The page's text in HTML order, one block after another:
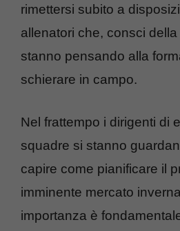
rimettersi subito a
allenatori che, consci
stanno pensando alla
schierare in campo.
Nel frattempo i dirigenti di
squadre si stanno
capire come pianificare il
imminente mercato
importanza è